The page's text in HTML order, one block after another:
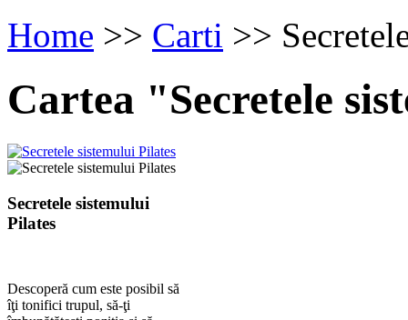
Home >> Carti >>
Cartea "Secretele
Secretele sistemului
Pilates
Descoperă cum este posibil să
îţi tonifici trupul, să-ţi